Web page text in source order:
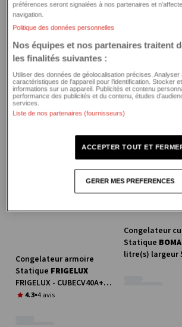
La marque vous parle
Garanties
Garantie 2 ans
GAR+ 3 ANS Avantage
Réparation et déplacement du technicien
Jusqu’à 20% de remise sur un nouveau
de non mise en œuvre de la garantie)
Toutes les options de garanties
Documentation produit
Fiche énergétique
Fiche Produit relative aux qualités et
environnementales
Fiche d’information sur le produit
Vous aimerez aussi
E
Congelateur armoire
Statique FRIGELUX
FRIGELUX - CUBECV40A++
- 31 litre(s) largeur 47 cm
4.3 4 avis
Congelateur
Statique
litre(s) largeur
préférences seront signalées à nos partenaires et
navigation.
Politique des données personnelles
Nos équipes et nos partenaires traitent
les finalités suivantes :
Utiliser des données de géolocalisation précises. Analyser
caractéristiques de l’appareil pour l’identification. Stocker
informations sur un appareil. Publicités et contenu
performance des publicités et du contenu, études
services.
Liste de nos partenaires (fournisseurs)
GERER MES PREFERENCES
ACCEPTER TOUT ET